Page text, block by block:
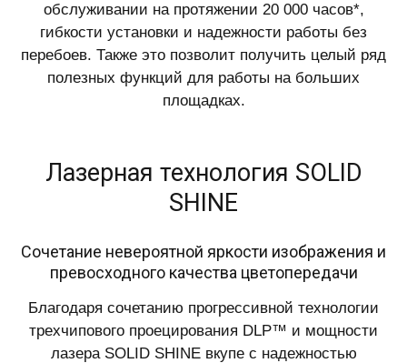
обслуживании на протяжении 20 000 часов*,
гибкости установки и надежности работы без
перебоев. Также это позволит получить целый ряд
полезных функций для работы на больших
площадках.
Лазерная технология SOLID
SHINE
Сочетание невероятной яркости изображения и
превосходного качества цветопередачи
Благодаря сочетанию прогрессивной технологии
трехчипового проецирования DLP™ и мощности
лазера SOLID SHINE вкупе с надежностью